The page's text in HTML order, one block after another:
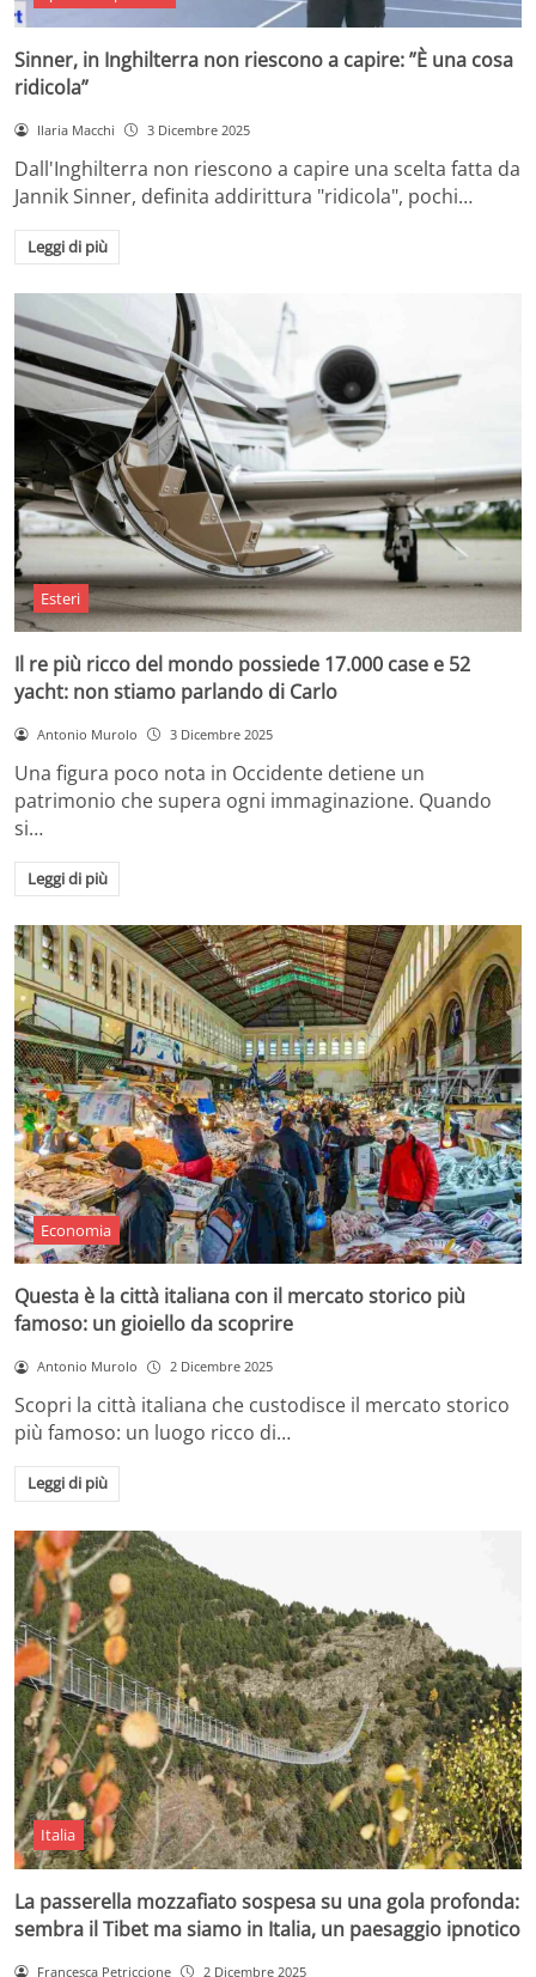
Sinner, in Inghilterra non riescono a capire: ”È una cosa
ridicola”
Ilaria Macchi 3 Dicembre 2025
Dall'Inghilterra non riescono a capire una scelta fatta da
Jannik Sinner, definita addirittura "ridicola", pochi…
Leggi di più
Esteri
Il re più ricco del mondo possiede 17.000 case e 52
yacht: non stiamo parlando di Carlo
Antonio Murolo 3 Dicembre 2025
Una figura poco nota in Occidente detiene un
patrimonio che supera ogni immaginazione. Quando
si…
Leggi di più
Economia
Questa è la città italiana con il mercato storico più
famoso: un gioiello da scoprire
Antonio Murolo 2 Dicembre 2025
Scopri la città italiana che custodisce il mercato storico
più famoso: un luogo ricco di…
Leggi di più
Italia
La passerella mozzafiato sospesa su una gola profonda:
sembra il Tibet ma siamo in Italia, un paesaggio ipnotico
Francesca Petriccione 2 Dicembre 2025